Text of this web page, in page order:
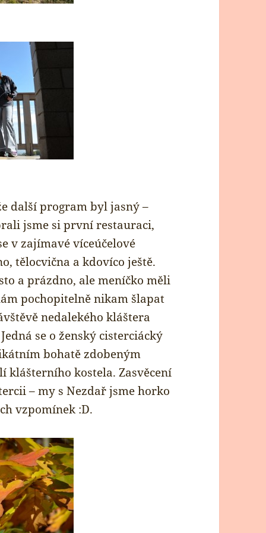
další program byl jasný –
jsme si první restauraci,
v zajímavé víceúčelové
tělocvična a kdovíco ještě.
a prázdno, ale meníčko měli
pochopitelně nikam šlapat
nedalekého kláštera
se o ženský cisterciácký
bohatě zdobeným
kostela. Zasvěcení
– my s Nezdař jsme horko
vzpomínek :D.